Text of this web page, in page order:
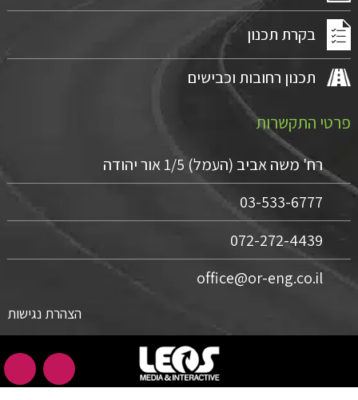
בקרת תכנון
תכנון רחובות וכבישים
פרטי התקשרות
רח' משה אביב (העמל) 1/5 אור יהודה
03-533-6777
072-272-4439
office@or-eng.co.il
הצהרת נגישות